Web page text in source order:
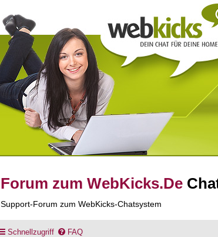
Forum zum WebKicks.De
Support-Forum zum WebKicks-Chatsystem
Schnellzugriff FAQ